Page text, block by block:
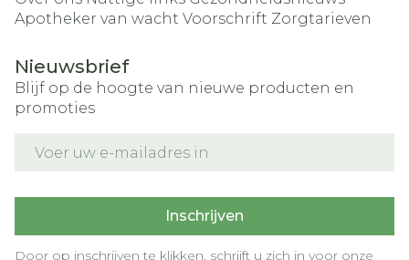
Apotheker van wacht Voorschrift Zorgtarieven
Nieuwsbrief
Blijf op de hoogte van nieuwe producten en
promoties
Inschrijven
Door op inschrijven te klikken, schrijft u zich in voor onze